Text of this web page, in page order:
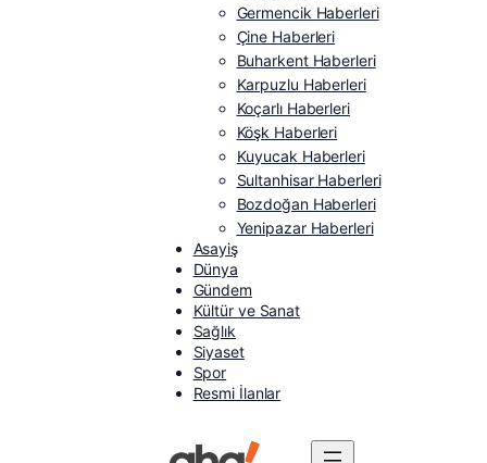
Germencik Haberleri
Çine Haberleri
Buharkent Haberleri
Karpuzlu Haberleri
Koçarlı Haberleri
Köşk Haberleri
Kuyucak Haberleri
Sultanhisar Haberleri
Bozdoğan Haberleri
Yenipazar Haberleri
Asayiş
Dünya
Gündem
Kültür ve Sanat
Sağlık
Siyaset
Spor
Resmi İlanlar